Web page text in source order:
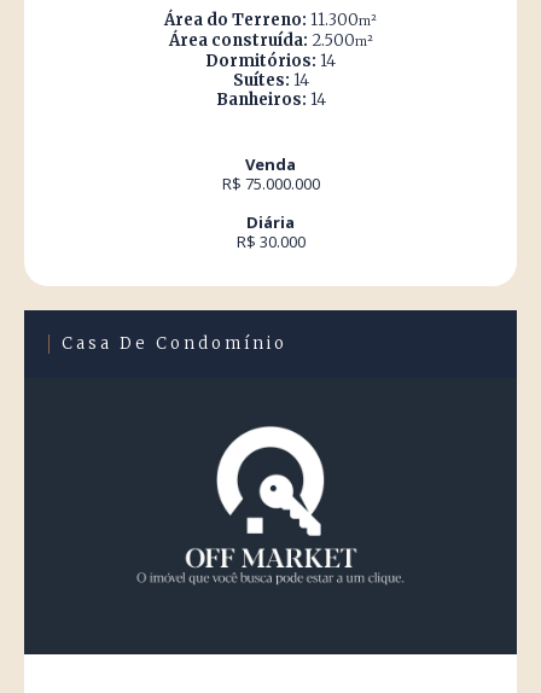
Área do Terreno: 11.300m²
Área construída: 2.500m²
Dormitórios: 14
Suítes: 14
Banheiros: 14
Venda
R$ 75.000.000
Diária
R$ 30.000
Casa De Condomínio